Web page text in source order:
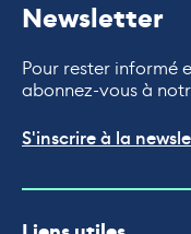
Newsletter
Pour rester informé
abonnez-vous à
S'inscrire à la